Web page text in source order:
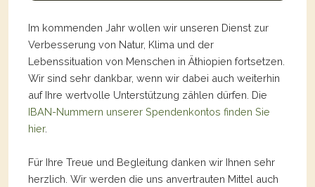
Im kommenden Jahr wollen wir unseren Dienst zur
Verbesserung von Natur, Klima und der
Lebenssituation von Menschen in Äthiopien fortsetzen.
Wir sind sehr dankbar, wenn wir dabei auch weiterhin
auf Ihre wertvolle Unterstützung zählen dürfen. Die
IBAN-Nummern unserer Spendenkontos finden Sie
hier.
Für Ihre Treue und Begleitung danken wir Ihnen sehr
herzlich. Wir werden die uns anvertrauten Mittel auch